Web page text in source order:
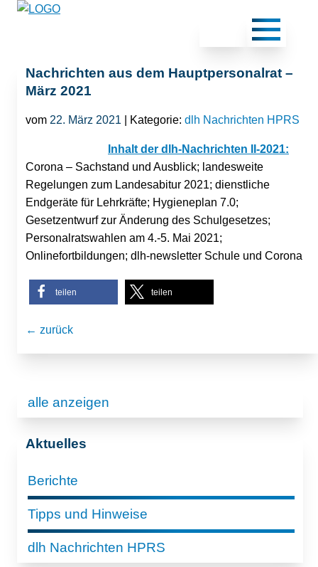
Nachrichten aus dem Hauptpersonalrat –
März 2021
vom 22. März 2021 | Kategorie: dlh Nachrichten HPRS
Inhalt der dlh-Nachrichten II-2021:
Corona – Sachstand und Ausblick; landesweite
Regelungen zum Landesabitur 2021; dienstliche
Endgeräte für Lehrkräfte; Hygieneplan 7.0;
Gesetzentwurf zur Änderung des Schulgesetzes;
Personalratswahlen am 4.-5. Mai 2021;
Onlinefortbildungen; dlh-newsletter Schule und Corona
teilen teilen
← zurück
alle anzeigen
Aktuelles
Berichte
Tipps und Hinweise
dlh Nachrichten HPRS